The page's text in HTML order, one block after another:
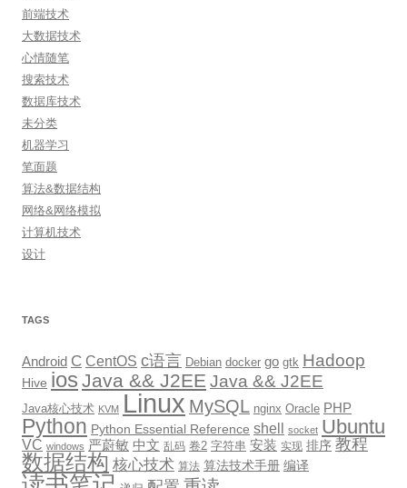
前端技术
大数据技术
心情随笔
搜索技术
数据库技术
未分类
机器学习
笔面题
算法&数据结构
网络&网络模拟
计算机技术
设计
TAGS
Android C CentOS c语言 Debian docker go gtk Hadoop
Hive ios Java && J2EE Java && J2EE
Java核心技术 KVM Linux MySQL nginx Oracle PHP
Python Python Essential Reference shell socket Ubuntu
VC windows 严蔚敏 中文 乱码 卷2 字符串 安装 实现 排序 教程
数据结构 核心技术 算法 算法技术手册 编译